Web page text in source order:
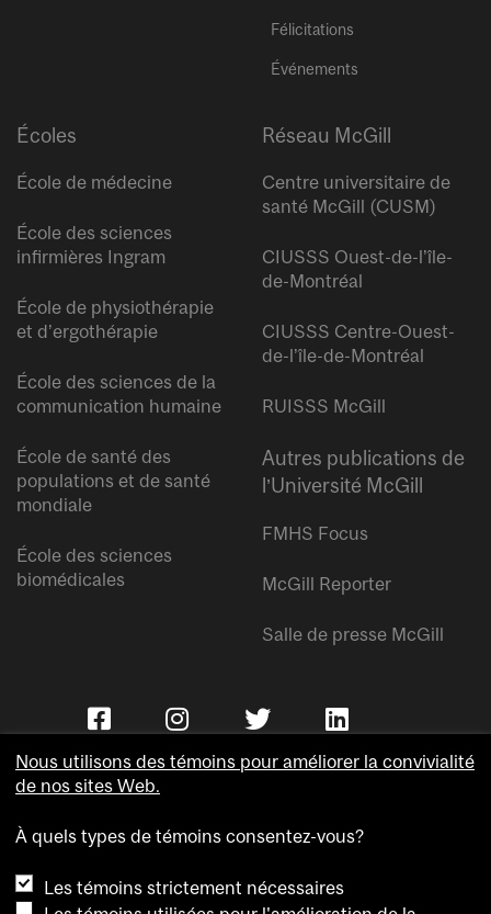
Félicitations
Événements
Écoles
École de médecine
École des sciences
infirmières Ingram
École de physiothérapie
et d’ergothérapie
École des sciences de la
communication humaine
École de santé des
populations et de santé
mondiale
École des sciences
biomédicales
Réseau McGill
Centre universitaire de
santé McGill (CUSM)
CIUSSS Ouest-de-l’île-
de-Montréal
CIUSSS Centre-Ouest-
de-l’île-de-Montréal
RUISSS McGill
Autres publications de
l’Université McGill
FMHS Focus
McGill Reporter
Salle de presse McGill
Accessibilité
Nous utilisons des témoins pour améliorer la convivialité
de nos sites Web.
À quels types de témoins consentez-vous?
Les témoins strictement nécessaires